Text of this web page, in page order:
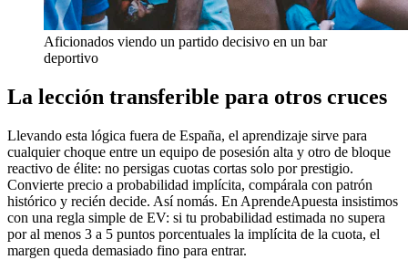
Aficionados viendo un partido decisivo en un bar
deportivo
La lección transferible para otros cruces
Llevando esta lógica fuera de España, el aprendizaje sirve para
cualquier choque entre un equipo de posesión alta y otro de bloque
reactivo de élite: no persigas cuotas cortas solo por prestigio.
Convierte precio a probabilidad implícita, compárala con patrón
histórico y recién decide. Así nomás. En AprendeApuesta insistimos
con una regla simple de EV: si tu probabilidad estimada no supera
por al menos 3 a 5 puntos porcentuales la implícita de la cuota, el
margen queda demasiado fino para entrar.